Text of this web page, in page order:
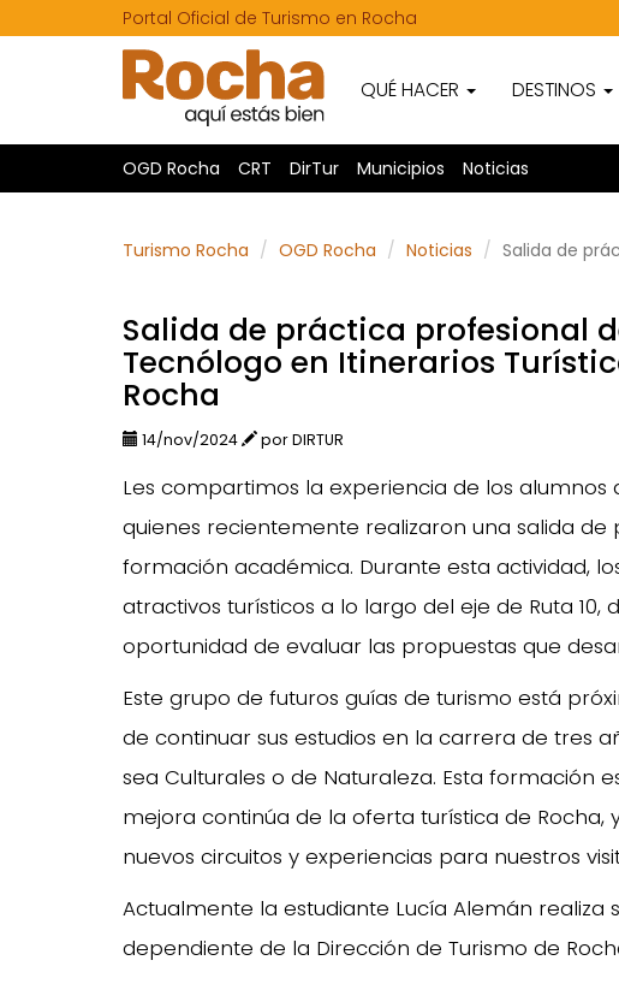
Portal Oficial de Turismo en Rocha
QUÉ HACER DESTINOS
OGD Rocha CRT DirTur Municipios Noticias
Turismo Rocha OGD Rocha Noticias Salida de
Salida de práctica profesional
Tecnólogo en Itinerarios
Rocha
14/nov/2024 por DIRTUR
Les compartimos la experiencia de los alumnos
quienes recientemente realizaron una salida
formación académica. Durante esta actividad,
atractivos turísticos a lo largo del eje de Ruta
oportunidad de evaluar las propuestas que
Este grupo de futuros guías de turismo está
de continuar sus estudios en la carrera de tres
sea Culturales o de Naturaleza. Esta formación
mejora continúa de la oferta turística de
nuevos circuitos y experiencias para nuestros
Actualmente la estudiante Lucía Alemán realiza
dependiente de la Dirección de Turismo de